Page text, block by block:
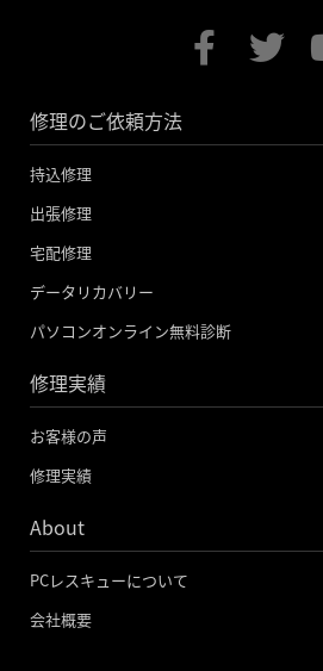
F
a
e
-
f
T
w
t
修理のご依頼方法
持込修理
出張修理
宅配修理
データリカバリー
パソコンオンライン無料診断
修理実績
お客様の声
修理実績
About
PCレスキューについて
会社概要